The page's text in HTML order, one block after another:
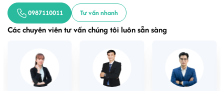
0987110011 Tư vấn nhanh
Các chuyên viên tư vấn chúng tôi luôn sẵn sàng